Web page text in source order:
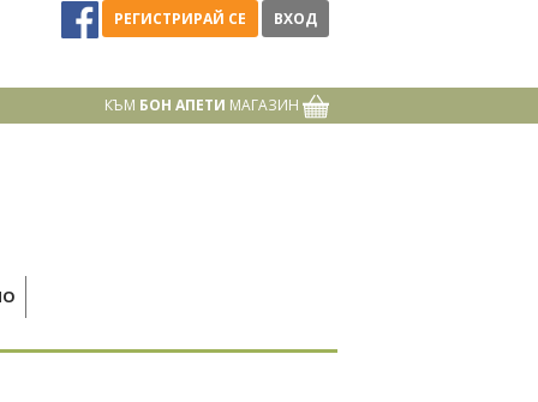
РЕГИСТРИРАЙ СЕ ВХОД
КЪМ БОН АПЕТИ МАГАЗИН